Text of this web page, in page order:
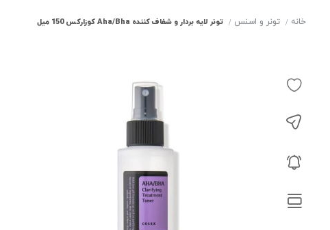
خانه تونر و اسنس تونر لایه بردار و شفاف کننده Aha/Bha کوزارکس 150 میل